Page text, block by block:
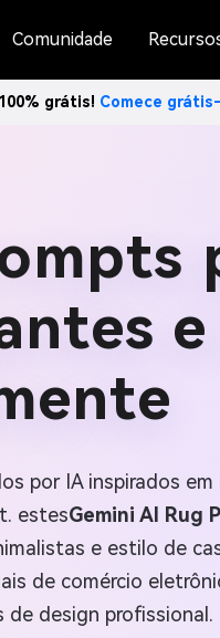
Comunidade
grátis! Comece
por IA inspirados
estesGemini AI Rug
e estilo de
de comércio
de design profissional.